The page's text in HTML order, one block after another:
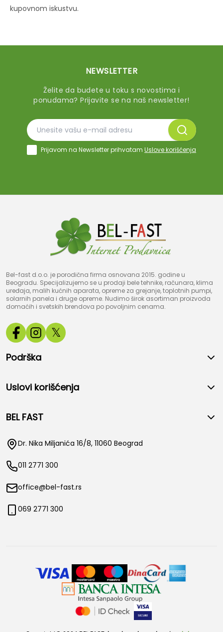
kupovnom iskustvu.
NEWSLETTER
Želite da budete u toku s novostima i
ponudama? Prijavite se na naš newsletter!
Prijavom na Newsletter prihvatam Uslove korišćenja
Bel-fast d.o.o. je porodična firma osnovana 2015. godine u
Beogradu. Specijalizujemo se u prodaji bele tehnike, računara, klima
uređaja, malih kućnih aparata, opreme za grejanje, toplotnih pumpi,
solarnih panela i druge opreme. Nudimo širok asortiman proizvoda
domaćih i svetskih brendova po povoljnim cenama.
𝕏
Podrška
Uslovi korišćenja
BEL FAST
Dr. Nika Miljanića 16/8, 11060 Beograd
011 2771 300
office@bel-fast.rs
069 2771 300